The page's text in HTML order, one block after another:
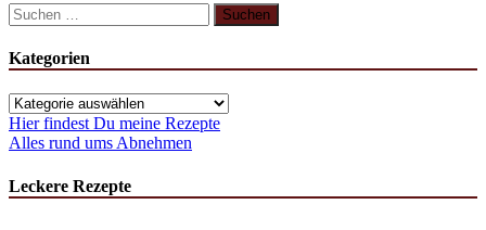
Suchen
nach:
Kategorien
Kategorien
Hier findest Du meine Rezepte
Alles rund ums Abnehmen
Leckere Rezepte